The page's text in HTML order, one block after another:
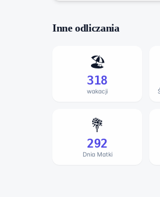
Inne odliczania
🏖️
318
wakacji
💐
292
Dnia Matki